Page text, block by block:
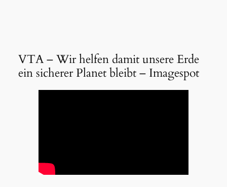
VTA – Wir helfen damit unsere Erde
ein sicherer Planet bleibt – Imagespot